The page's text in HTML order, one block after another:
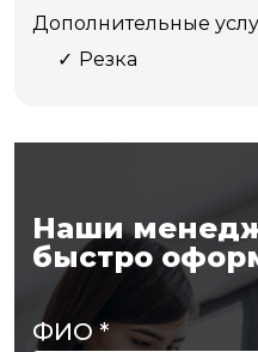
Дополнительные
Резка
Наши
быстро
ФИО*